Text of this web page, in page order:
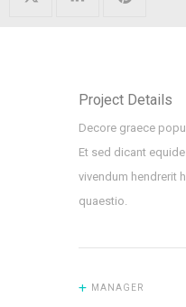
Project Details
Decore graece
Et sed dicant
vivendum hendrerit
quaestio.
MANAGER